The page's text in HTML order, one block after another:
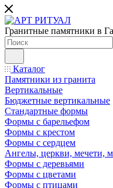
Гранитные памятники в
Каталог
Памятники из гранита
Вертикальные
Бюджетные вертикальные
Стандартные формы
Формы с барельефом
Формы с крестом
Формы с сердцем
Ангелы, церкви, мечети,
Формы с деревьями
Формы с цветами
Формы с птицами